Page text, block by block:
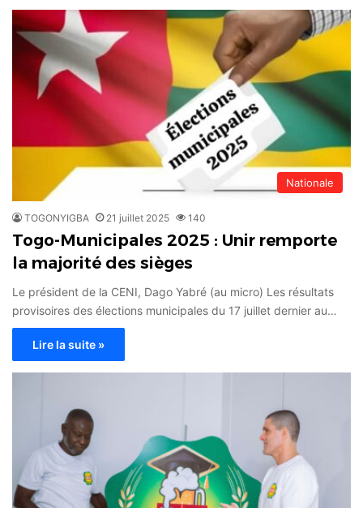
Nationale
TOGONYIGBA 21 juillet 2025 140
Togo-Municipales 2025 : Unir remporte
la majorité des sièges
Le président de la CENI, Dago Yabré (au micro) Les résultats
provisoires des élections municipales du 17 juillet dernier au…
Lire la suite »